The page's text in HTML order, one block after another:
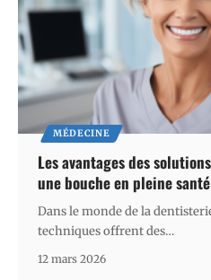
MÉDECINE
Les avantages des
une bouche en pleine santé
Dans le monde de la
techniques offrent des…
12 mars 2026